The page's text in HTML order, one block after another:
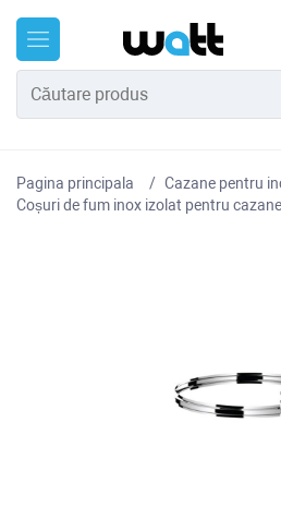
Pagina principala
Cazane pentru
Coșuri de fum inox izolat pentru